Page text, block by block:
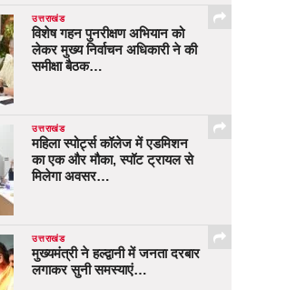
उत्तराखंड
विशेष गहन पुनरीक्षण अभियान को
लेकर मुख्य निर्वाचन अधिकारी ने की
समीक्षा बैठक…
उत्तराखंड
महिला स्पोर्ट्स कॉलेज में एडमिशन
का एक और मौका, स्पॉट ट्रायल से
मिलेगा अवसर…
उत्तराखंड
मुख्यमंत्री ने हल्द्वानी में जनता दरबार
लगाकर सुनी समस्याएं…